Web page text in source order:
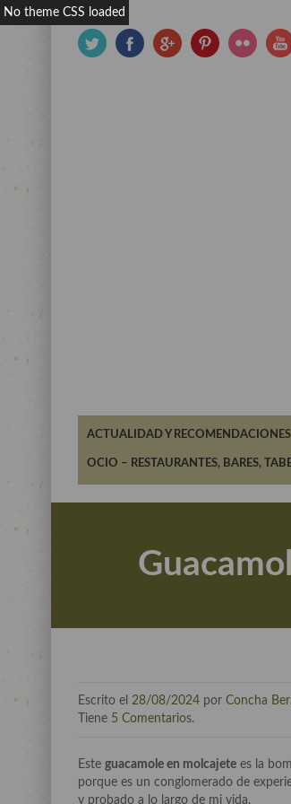
ACTUALIDAD Y RECOMENDACIONES
OCIO – RESTAURANTES, BARES,
Escrito el 28/08/2024 por Concha
Tiene 5 Comentarios.
Este guacamole en molcajete es la
porque es un conglomerado de
y probado a lo largo de mi vida.
No theme CSS loaded